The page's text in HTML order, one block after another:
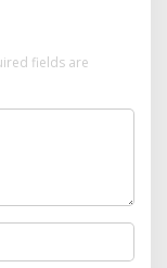
fields are